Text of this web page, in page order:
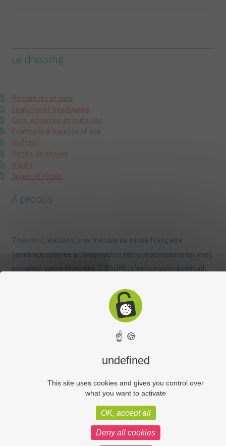
Le dressing
Pochettes et sacs
Foulards et headbands
Cols, écharpes et mitaines
Ceintures à boucles et obi
Guêtres
Petits bonheurs
Hauts
Jupes et robes
À propos
Tissumi Créations, une marque de mode française
tendance colorée à l'inspiration rétro japonisante qui met
en valeur votre féminité. TISSUMI, c'est un soin du détail,
porter, pour se parer, être enviée, s'inventer ! Robes rétros
ou portefeuille, jupes et jupons, ceintures obi pour avoir
une taille de guêpe, cols et mitaines, guêtres courtes,
tops, blouses et caracos, tous les produits Tissumi sont
en séries limitées ou pièces uniques.
Construit avec Storefront & WooCommerce
☝ 🍪
undefined
This site uses cookies and gives you control over
what you want to activate
OK, accept all
Deny all cookies